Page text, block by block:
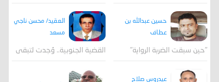
حسين عبدالله بن
عطاف
"حين سبقت الضربة الرواية"
العقيد/ محسن ناجي
مسعد
القضية الجنوبية.. وُجدت لتبقى
عيدروس صلاح